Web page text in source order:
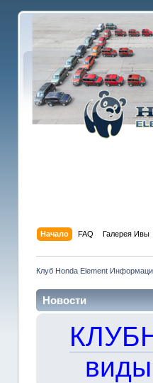
Начало FAQ Галерея Ивы
Клуб Honda Element
Новости